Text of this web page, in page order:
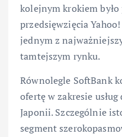
kolejnym krokiem
przedsięwzięcia
jednym z
tamtejszym rynku.
Równolegle SoftBank
ofertę w zakresie
Japonii. Szczególnie
segment